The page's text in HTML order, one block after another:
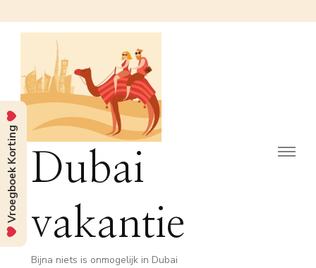
Dubai
vakantie
Bijna niets is onmogelijk in Dubai
Vroegboek Korting